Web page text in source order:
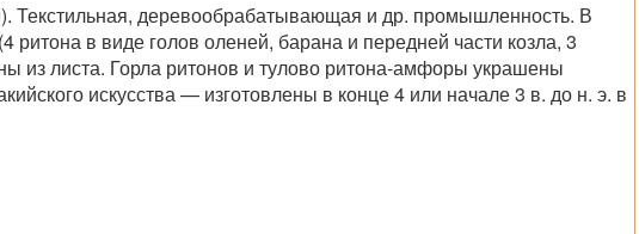
Текстильная, деревообрабатывающая и др. промышленность. В
(4 ритона в виде голов оленей, барана и передней части козла, 3
из листа. Горла ритонов и тулово ритона-амфоры украшены
искусства — изготовлены в конце 4 или начале 3 в. до н. э. в